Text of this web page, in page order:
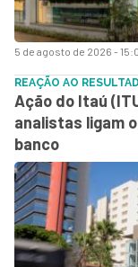
5 de agosto de 2026 -
REAÇÃO AO
Ação do Itaú
analistas ligam
banco